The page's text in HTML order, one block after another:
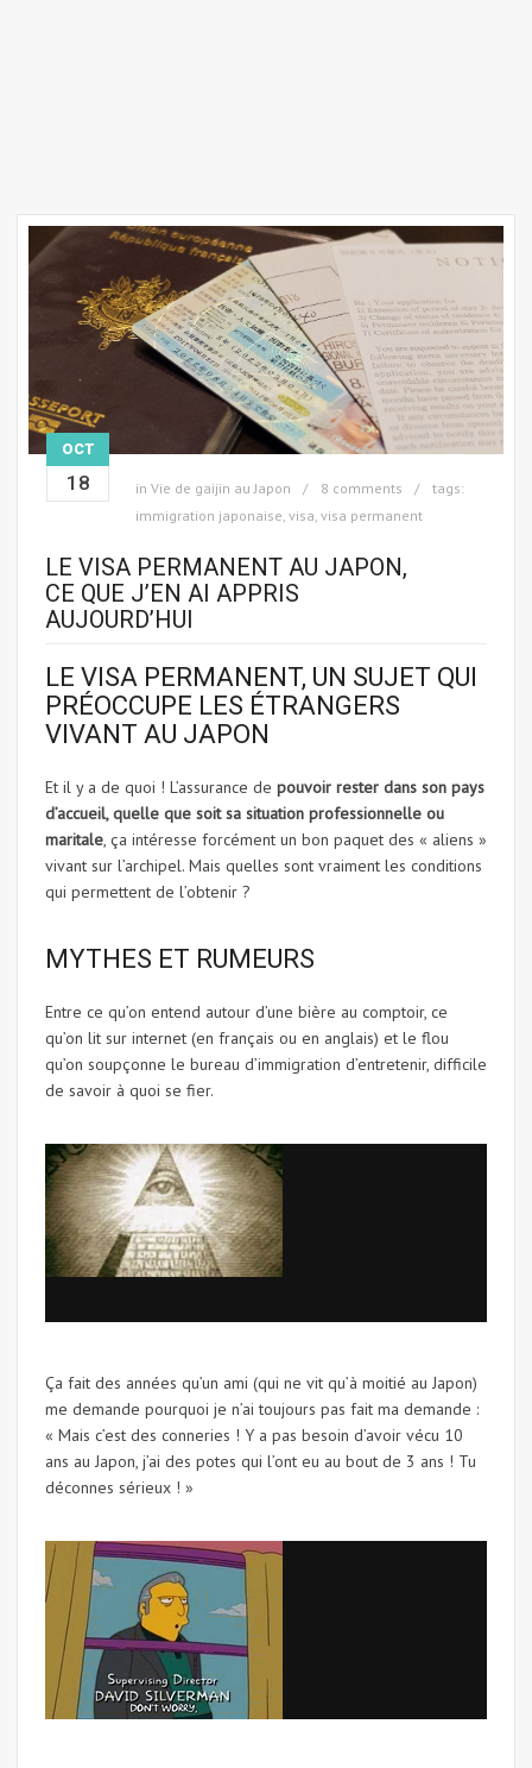
OCT
18 in Vie de gaijin au Japon 8 comments
tags:
immigration japonaise, visa, visa permanent
LE VISA PERMANENT AU JAPON,
CE QUE J’EN AI APPRIS
AUJOURD’HUI
LE VISA PERMANENT, UN SUJET QUI
PRÉOCCUPE LES ÉTRANGERS
VIVANT AU JAPON
Et il y a de quoi ! L’assurance de pouvoir rester dans son pays
d’accueil, quelle que soit sa situation professionnelle ou
maritale, ça intéresse forcément un bon paquet des « aliens »
vivant sur l’archipel. Mais quelles sont vraiment les conditions
qui permettent de l’obtenir ?
MYTHES ET RUMEURS
Entre ce qu’on entend autour d’une bière au comptoir, ce
qu’on lit sur internet (en français ou en anglais) et le flou
qu’on soupçonne le bureau d’immigration d’entretenir, difficile
de savoir à quoi se fier.
Ça fait des années qu’un ami (qui ne vit qu’à moitié au Japon)
me demande pourquoi je n’ai toujours pas fait ma demande :
« Mais c’est des conneries ! Y a pas besoin d’avoir vécu 10
ans au Japon, j’ai des potes qui l’ont eu au bout de 3 ans ! Tu
déconnes sérieux ! »